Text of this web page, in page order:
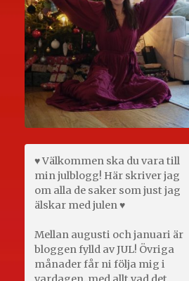
♥ Välkommen ska du vara till
min julblogg! Här skriver jag
om alla de saker som just jag
älskar med julen ♥
Mellan augusti och januari är
bloggen fylld av JUL! Övriga
månader får ni följa mig i